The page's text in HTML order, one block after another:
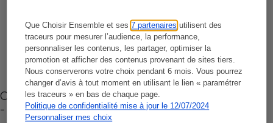
Que Choisir Ensemble et ses7 partenaires utilisent des
traceurs pour mesurer l’audience, la performance,
personnaliser les contenus, les partager, optimiser la
promotion et afficher des contenus provenant de sites tiers.
Nous conserverons votre choix pendant 6 mois. Vous pourrez
changer d’avis à tout moment en utilisant le lien « paramétrer
les traceurs » en bas de chaque page.
Politique de confidentialité mise à jour le 12/07/2024
Personnaliser mes choix
Cafetière à capsules zéro déchet CoffeeB (vidéo)
- Premières impressions